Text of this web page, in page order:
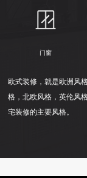
门窗
欧式装修，就是欧洲风
格，北欧风格，英伦风
宅装修的主要风格。